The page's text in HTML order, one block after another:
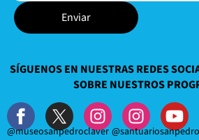
Enviar
SÍGUENOS EN NUESTRAS REDES
SOBRE NUESTROS
@museosanpedroclaver